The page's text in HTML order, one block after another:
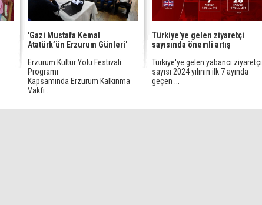
'Gazi Mustafa Kemal
Atatürk’ün Erzurum Günleri'
Erzurum Kültür Yolu Festivali
Programı
Kapsamında Erzurum Kalkınma
Vakfı ...
Türkiye'ye gelen ziyaretçi
sayısında önemli artış
Türkiye'ye gelen yabancı ziyaretçi
sayısı 2024 yılının ilk 7 ayında
geçen ...